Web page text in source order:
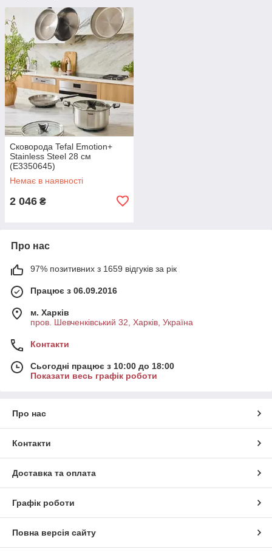
Сковорода Tefal Emotion+
Stainless Steel 28 см
(E3350645)
Немає в наявності
2 046 ₴
Про нас
97% позитивних з 1659 відгуків за рік
Працює з 06.09.2016
м. Харків
пров. Шевченківський 32, Харків, Україна
Контакти
Сьогодні працює з 10:00 до 18:00
Показати весь графік роботи
Про нас
Контакти
Доставка та оплата
Графік роботи
Повна версія сайту